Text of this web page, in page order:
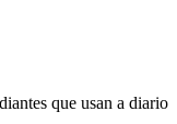
que usan a diario